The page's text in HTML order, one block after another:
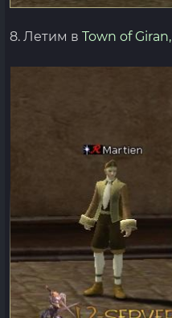
8. Летим в Town of Giran,